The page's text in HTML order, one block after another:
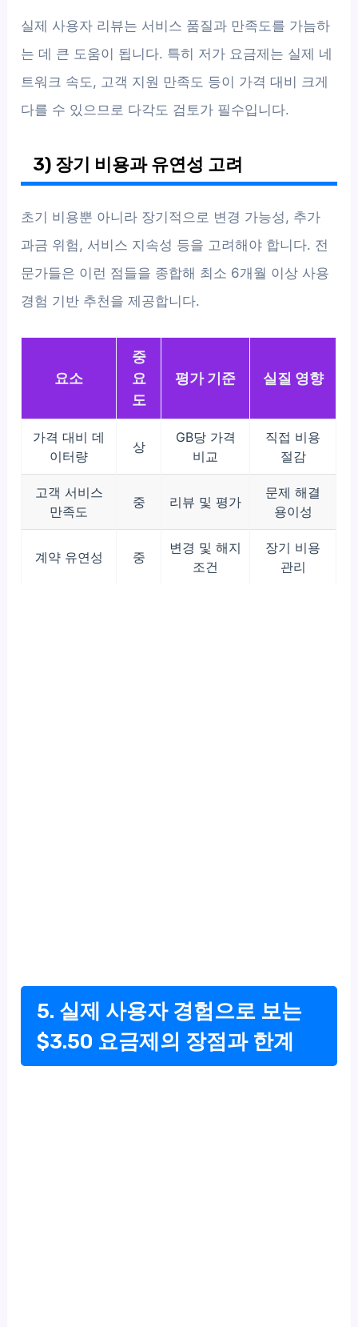
실제 사용자 리뷰는 서비스 품질과 만족도를 가늠하
는 데 큰 도움이 됩니다. 특히 저가 요금제는 실제 네
트워크 속도, 고객 지원 만족도 등이 가격 대비 크게
다를 수 있으므로 다각도 검토가 필수입니다.
3) 장기 비용과 유연성 고려
초기 비용뿐 아니라 장기적으로 변경 가능성, 추가
과금 위험, 서비스 지속성 등을 고려해야 합니다. 전
문가들은 이런 점들을 종합해 최소 6개월 이상 사용
경험 기반 추천을 제공합니다.
요소
중
요
도
평가 기준 실질 영향
가격 대비 데
이터량
상
GB당 가격
비교
직접 비용
절감
고객 서비스
만족도
중 리뷰 및 평가
문제 해결
용이성
계약 유연성 중
변경 및 해지
조건
장기 비용
관리
5. 실제 사용자 경험으로 보는
$3.50 요금제의 장점과 한계